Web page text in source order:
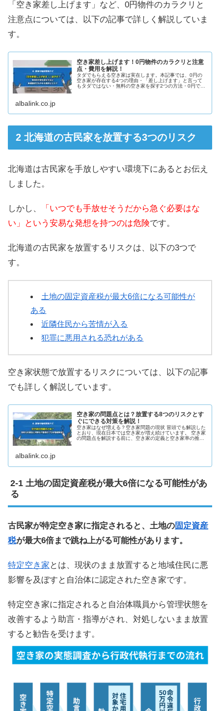
「空き家差し上げます」など、0円物件のカラクリと
注意点については、以下の記事で詳しく解説していま
す。
空き家差し上げます！0円物件のカラクリと注意
点・費用を解説！
タダでもらえる空き家は実在します。本記事では、0円の
空き家が存在する4つの理由・「差し上げます」と言って
もタダではない・無料の空き家を探す2つの方法・0円で空
albalink.co.jp
北海道の古民家を放置する3つのリスク
北海道は古民家を手放しやすい環境下にあるとお伝え
しました。
しかし、
「いつでも手放せそうだから急ぐ必要はな
い」という安易な発想を持つのは危険です。
北海道の古民家を放置するリスクは、以下の3つで
す。
土地の固定資産税が最大6倍になる可能性が
ある
近隣住民から苦情が入る
犯罪に悪用される恐れがある
空き家状態で放置するリスクについては、以下の記事
でも詳しく解説しています。
空き家の問題点とは？放置する8つのリスクとす
ぐにできる対策を解説！
空き家はなぜ増える？空き家問題の現状 冒頭でも解説した
とおり、現在日本では空き家が増え続けています。 空き家
の問題点を解説する前に、空き家の定義と空き家率の推移
albalink.co.jp
土地の固定資産税が最大6倍になる可能性があ
る
古民家が特定空き家に指定されると、土地の固定資産
税が最大6倍まで跳ね上がる可能性があります。
特定空き家 とは、現状のまま放置すると地域住民に悪
影響を及ぼすと自治体に認定された空き家です。
特定空き家に指定されると自治体職員から管理状態を
改善するよう助言・指導がされ、対処しないまま放置
すると勧告を受けます。